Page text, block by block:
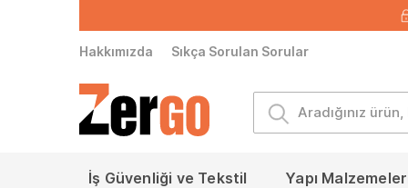
Hakkımızda Sıkça Sorulan Sorular
İş Güvenliği ve Tekstil Yapı